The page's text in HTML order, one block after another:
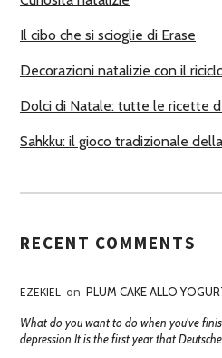
I
Il cibo che si scioglie di Erase
Decorazioni natalizie con il
Dolci di Natale: tutte le ricette
Sahkku: il gioco tradizionale
RECENT COMMENTS
EZEKIEL on PLUM CAKE ALLO
What do you want to do when you've
depression It is the first year that